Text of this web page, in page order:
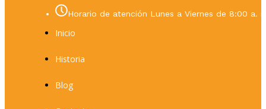
Horario de atención Lunes a Viernes de 8:00 a.
Inicio
Historia
Blog